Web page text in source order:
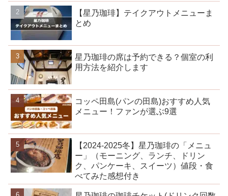
【星乃珈琲】テイクアウトメニューま
とめ
星乃珈琲の席は予約できる？個室の利
用方法を紹介します
コッペ田島(パンの田島)おすすめ人気
メニュー！ファンが選ぶ9選
【2024-2025冬】星乃珈琲の「メニュ
ー」（モーニング、ランチ、ドリン
ク、パンケーキ、スイーツ）値段・食
べてみた感想付き